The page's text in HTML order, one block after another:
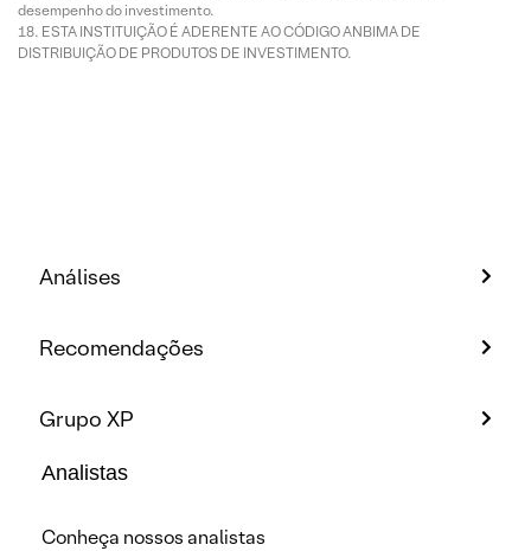
desempenho do investimento.
ESTA INSTITUIÇÃO É ADERENTE AO CÓDIGO ANBIMA DE
DISTRIBUIÇÃO DE PRODUTOS DE INVESTIMENTO.
Análises
Recomendações
Grupo XP
Analistas
Conheça nossos analistas